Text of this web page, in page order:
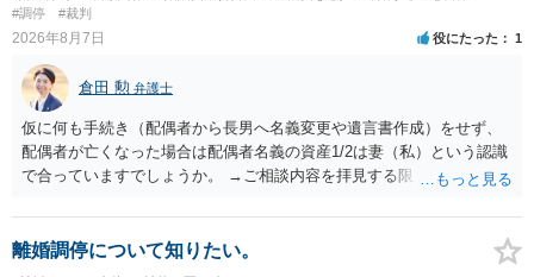
#調停
#裁判
2026年8月7日 役にたった 1
倉田 勲 弁護士
仮に何も手続き（配偶者から長男へ名義変更や遺言書作成）をせず、
配偶者が亡くなった場合は配偶者名義の資産1/2は妻（私）という認識
で合っていますでしょうか。 →ご相談内容を拝見する限りでは、その
完全に所有する場合は、他の相続人に対して自宅の評価額の１/２の代
償金の支払いが必要になります。
離婚調停について知りたい。